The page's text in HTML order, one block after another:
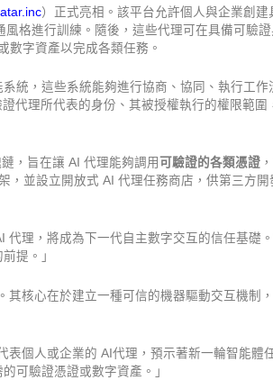
）正式亮相。該平台允許個人與企業創建
格進行訓練。隨後，這些代理可在具備可驗
數字資產以完成各類任務。
統，這些系統能夠進行協商、協同、執行工作
代理所代表的身份、其被授權執行的權限範圍
，旨在讓 AI 代理能夠調用 可驗證的各類憑證
，並設立開放式 AI 代理任務商店，供第三方開
理，將成為下一代自主數字交互的信任基礎
提。」
核心在於建立一種可信的機器驅動交互機制
表個人或企業的 AI代理，預示著新一輪智能體
可驗證憑證或數字資產。」